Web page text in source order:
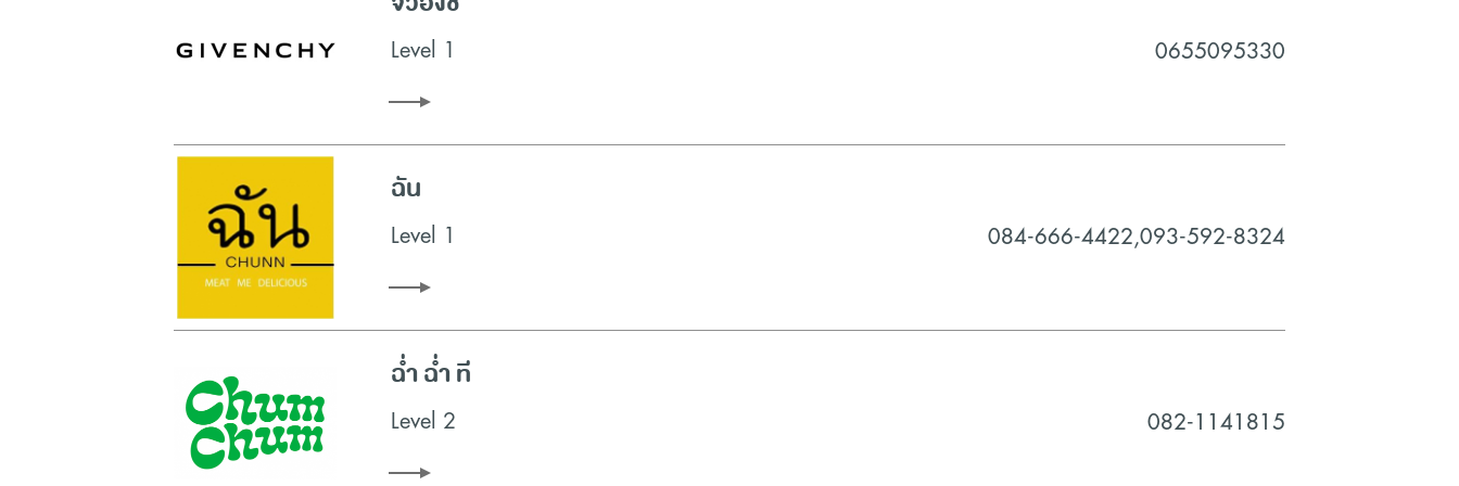
Level 1 0655095330
ฉัน
Level 1 084-666-4422,093-592-8324
ฉ่ำ ฉ่ำ ที
Level 2 082-1141815